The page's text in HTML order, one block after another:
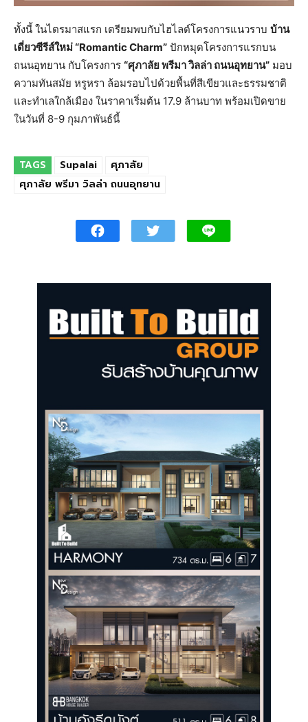
ทั้งนี้ ในไตรมาสแรก เตรียมพบกับไฮไลต์โครงการแนวราบ บ้าน
เดี่ยวซีรีส์ใหม่ “Romantic Charm” ปักหมุดโครงการแรกบน
ถนนอุทยาน กับโครงการ “ศุภาลัย พรีมา วิลล่า ถนนอุทยาน” มอบ
ความทันสมัย หรูหรา ล้อมรอบไปด้วยพื้นที่สีเขียวและธรรมชาติ
และทำเลใกล้เมือง ในราคาเริ่มต้น 17.9 ล้านบาท พร้อมเปิดขาย
ในวันที่ 8-9 กุมภาพันธ์นี้
TAGS Supalai
ศุภาลัย
ศุภาลัย พรีมา วิลล่า ถนนอุทยาน